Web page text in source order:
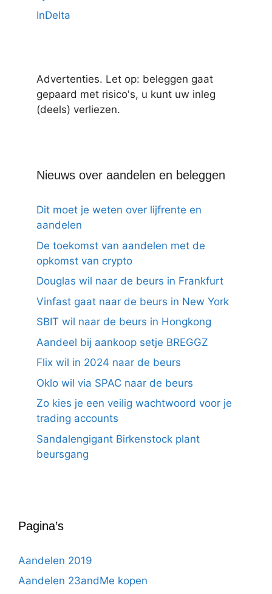
InDelta
Advertenties. Let op: beleggen gaat
gepaard met risico's, u kunt uw inleg
(deels) verliezen.
Nieuws over aandelen en beleggen
Dit moet je weten over lijfrente en
aandelen
De toekomst van aandelen met de
opkomst van crypto
Douglas wil naar de beurs in Frankfurt
Vinfast gaat naar de beurs in New York
SBIT wil naar de beurs in Hongkong
Aandeel bij aankoop setje BREGGZ
Flix wil in 2024 naar de beurs
Oklo wil via SPAC naar de beurs
Zo kies je een veilig wachtwoord voor je
trading accounts
Sandalengigant Birkenstock plant
beursgang
Pagina’s
Aandelen 2019
Aandelen 23andMe kopen